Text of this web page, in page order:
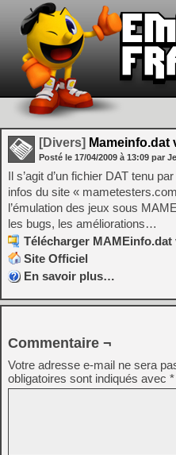
[Divers] Mameinfo.dat
Posté le 17/04/2009 à 13:09 par
Il s’agit d’un fichier DAT tenu
infos du site «
l’émulation des jeux sous
les bugs, les améliorations…
Télécharger MAMEinfo.dat
Site Officiel
En savoir plus…
Commentaire ¬
Votre adresse e-mail ne sera
obligatoires sont indiqués avec *